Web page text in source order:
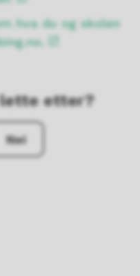
hva du og skolen
etter?
Nei